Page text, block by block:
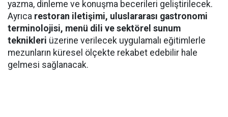
yazma, dinleme ve konuşma becerileri geliştirilecek.
Ayrıca restoran iletişimi, uluslararası gastronomi
terminolojisi, menü dili ve sektörel sunum
teknikleri üzerine verilecek uygulamalı eğitimlerle
mezunların küresel ölçekte rekabet edebilir hale
gelmesi sağlanacak.